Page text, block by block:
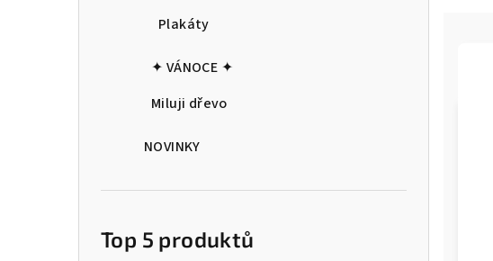
Plakáty
✦ VÁNOCE ✦
Miluji dřevo
NOVINKY
Top 5 produktů